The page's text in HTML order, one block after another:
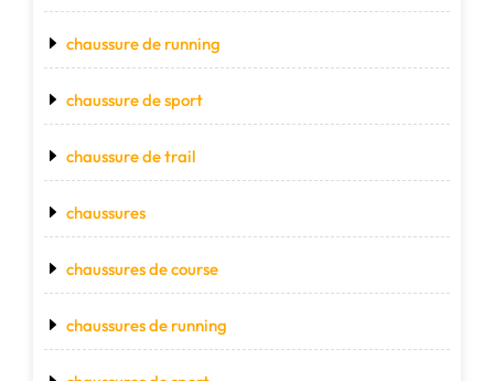
chaussure de running
chaussure de sport
chaussure de trail
chaussures
chaussures de course
chaussures de running